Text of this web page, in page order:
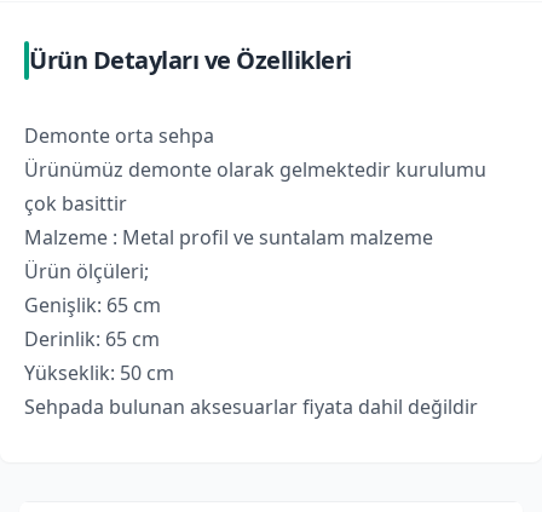
Ürün Detayları ve Özellikleri
Demonte orta sehpa
Ürünümüz demonte olarak gelmektedir kurulumu
çok basittir
Malzeme : Metal profil ve suntalam malzeme
Ürün ölçüleri;
Genişlik: 65 cm
Derinlik: 65 cm
Yükseklik: 50 cm
Sehpada bulunan aksesuarlar fiyata dahil değildir